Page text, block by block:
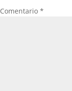
Comentario *